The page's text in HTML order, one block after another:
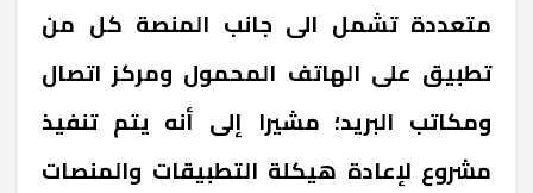
متعددة تشمل الى جانب المنصة كل من
تطبيق على الهاتف المحمول ومركز اتصال
ومكاتب البريد؛ مشيرا إلى أنه يتم تنفيذ
مشروع لإعادة هيكلة التطبيقات والمنصات